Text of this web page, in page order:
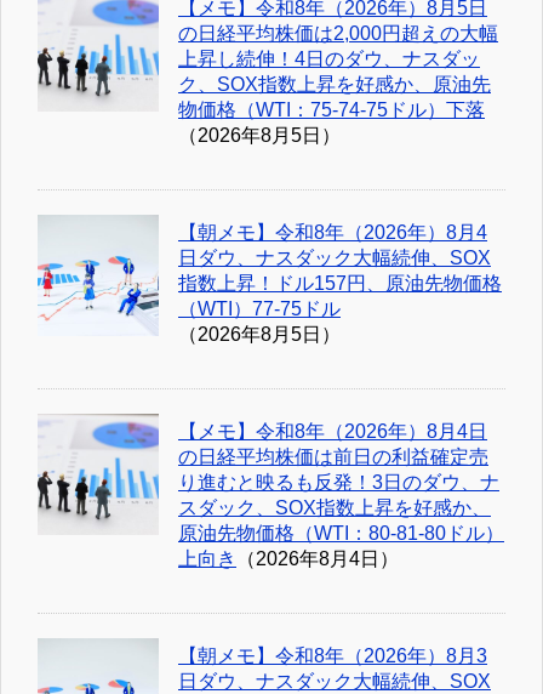
【メモ】令和8年（2026年）8月5日
の日経平均株価は2,000円超えの大幅
上昇し続伸！4日のダウ、ナスダッ
ク、SOX指数上昇を好感か、原油先
物価格（WTI：75-74-75ドル）下落
（2026年8月5日）
【朝メモ】令和8年（2026年）8月4
日ダウ、ナスダック大幅続伸、SOX
指数上昇！ドル157円、原油先物価格
（WTI）77-75ドル
（2026年8月5日）
【メモ】令和8年（2026年）8月4日
の日経平均株価は前日の利益確定売
り進むと映るも反発！3日のダウ、ナ
スダック、SOX指数上昇を好感か、
原油先物価格（WTI：80-81-80ドル）
上向き
（2026年8月4日）
【朝メモ】令和8年（2026年）8月3
日ダウ、ナスダック大幅続伸、SOX